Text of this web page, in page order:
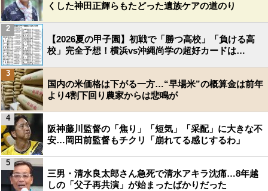
くした神田正輝らもたどった遺族ケアの道のり
【2026夏の甲子園】初戦で「勝つ高校」「負ける高
校」完全予想！横浜vs沖縄尚学の超好カードは…
2
国内の米価格は下がる一方…“早場米”の概算金は前年
より4割下回り農家からは悲鳴が
3
阪神藤川監督の「焦り」「短気」「采配」に大きな不
安…岡田前監督もチクリ「崩れてる感じするわ」
4
三男・清水良太郎さん急死で清水アキラ沈痛…8年越
しの「父子再共演」が始まったばかりだった
5